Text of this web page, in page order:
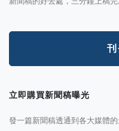
立即購買新聞稿曝光
發一篇新聞稿透通到各大媒體